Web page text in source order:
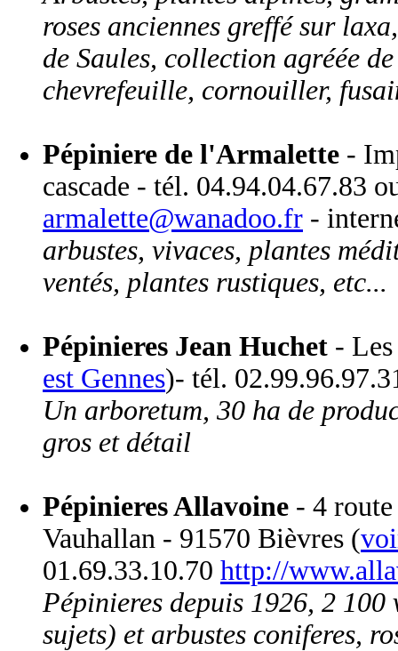
roses anciennes greffé sur
de Saules, collection agréée
chevrefeuille, cornouiller,
Pépiniere de l'Armalette -
cascade - tél. 04.94.04.67.83
armalette@wanadoo.fr -
arbustes, vivaces, plantes
ventés, plantes rustiques, etc...
Pépinieres Jean Huchet -
est Gennes)- tél.
Un arboretum, 30 ha de
gros et détail
Pépinieres Allavoine - 4
Vauhallan - 91570 Bièvres (
01.69.33.10.70 http://
Pépinieres depuis 1926, 2
sujets) et arbustes coniferes,